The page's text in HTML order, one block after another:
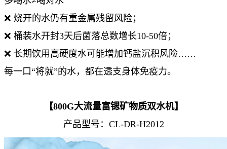
❌ 烧开的水仍有重金属残留风险；
❌ 桶装水开封3天后菌落总数增长10-50倍；
❌ 长期饮用高硬度水可能增加钙盐沉积风险……
每一口“将就”的水，都在透支身体免疫力。
【800G大流量富锶矿物质双水机】
产品型号：CL-DR-H2012